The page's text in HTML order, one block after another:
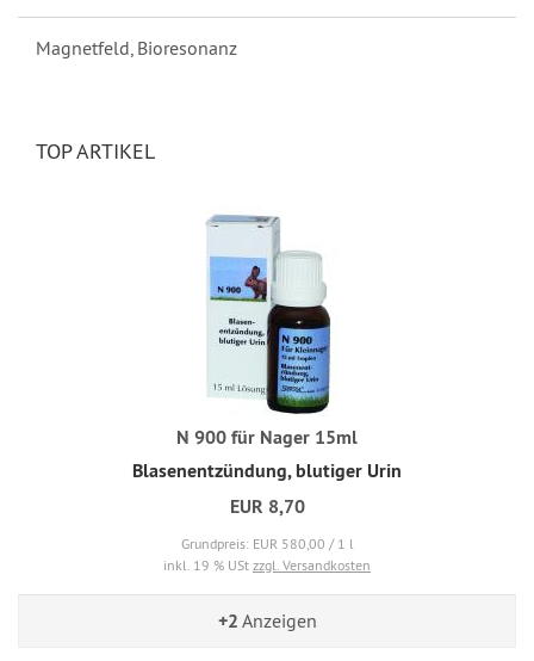
Magnetfeld, Bioresonanz
TOP ARTIKEL
N 900 für Nager 15ml
Blasenentzündung, blutiger Urin
EUR 8,70
Grundpreis: EUR 580,00 / 1 l
inkl. 19 % USt zzgl. Versandkosten
+2 Anzeigen